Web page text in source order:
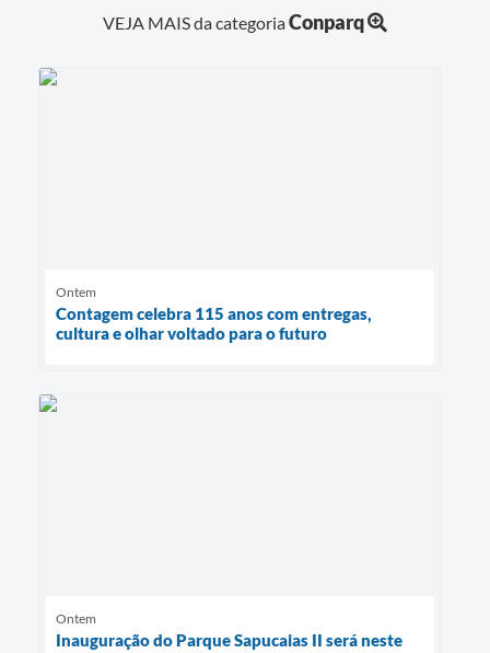
VEJA MAIS da categoriaConparq
Ontem
Contagem celebra 115 anos com entregas,
cultura e olhar voltado para o futuro
Ontem
Inauguração do Parque Sapucaias II será neste